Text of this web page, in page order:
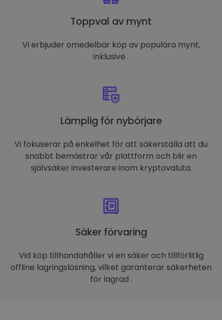
Toppval av mynt
Vi erbjuder omedelbar köp av populära mynt,
inklusive .
Lämplig för nybörjare
Vi fokuserar på enkelhet för att säkerställa att du
snabbt bemästrar vår plattform och blir en
självsäker investerare inom kryptovaluta.
Säker förvaring
Vid köp tillhandahåller vi en säker och tillförlitlig
offline lagringslösning, vilket garanterar säkerheten
för lagrad .